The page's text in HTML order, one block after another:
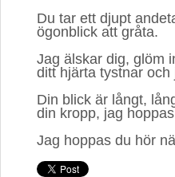
Du tar ett djupt
ögonblick att gråta.
Jag älskar dig, glöm
ditt hjärta tystnar
Din blick är långt,
din kropp, jag
Jag hoppas du hör